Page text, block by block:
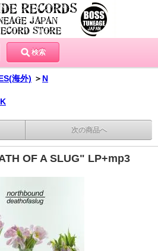
検索
海外) ＞ N
次の商品へ
OF A SLUG" LP+mp3